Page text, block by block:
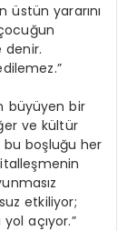
yararını
denir.
büyüyen bir
ve kültür
bu boşluğu her
etkiliyor;
açıyor.”